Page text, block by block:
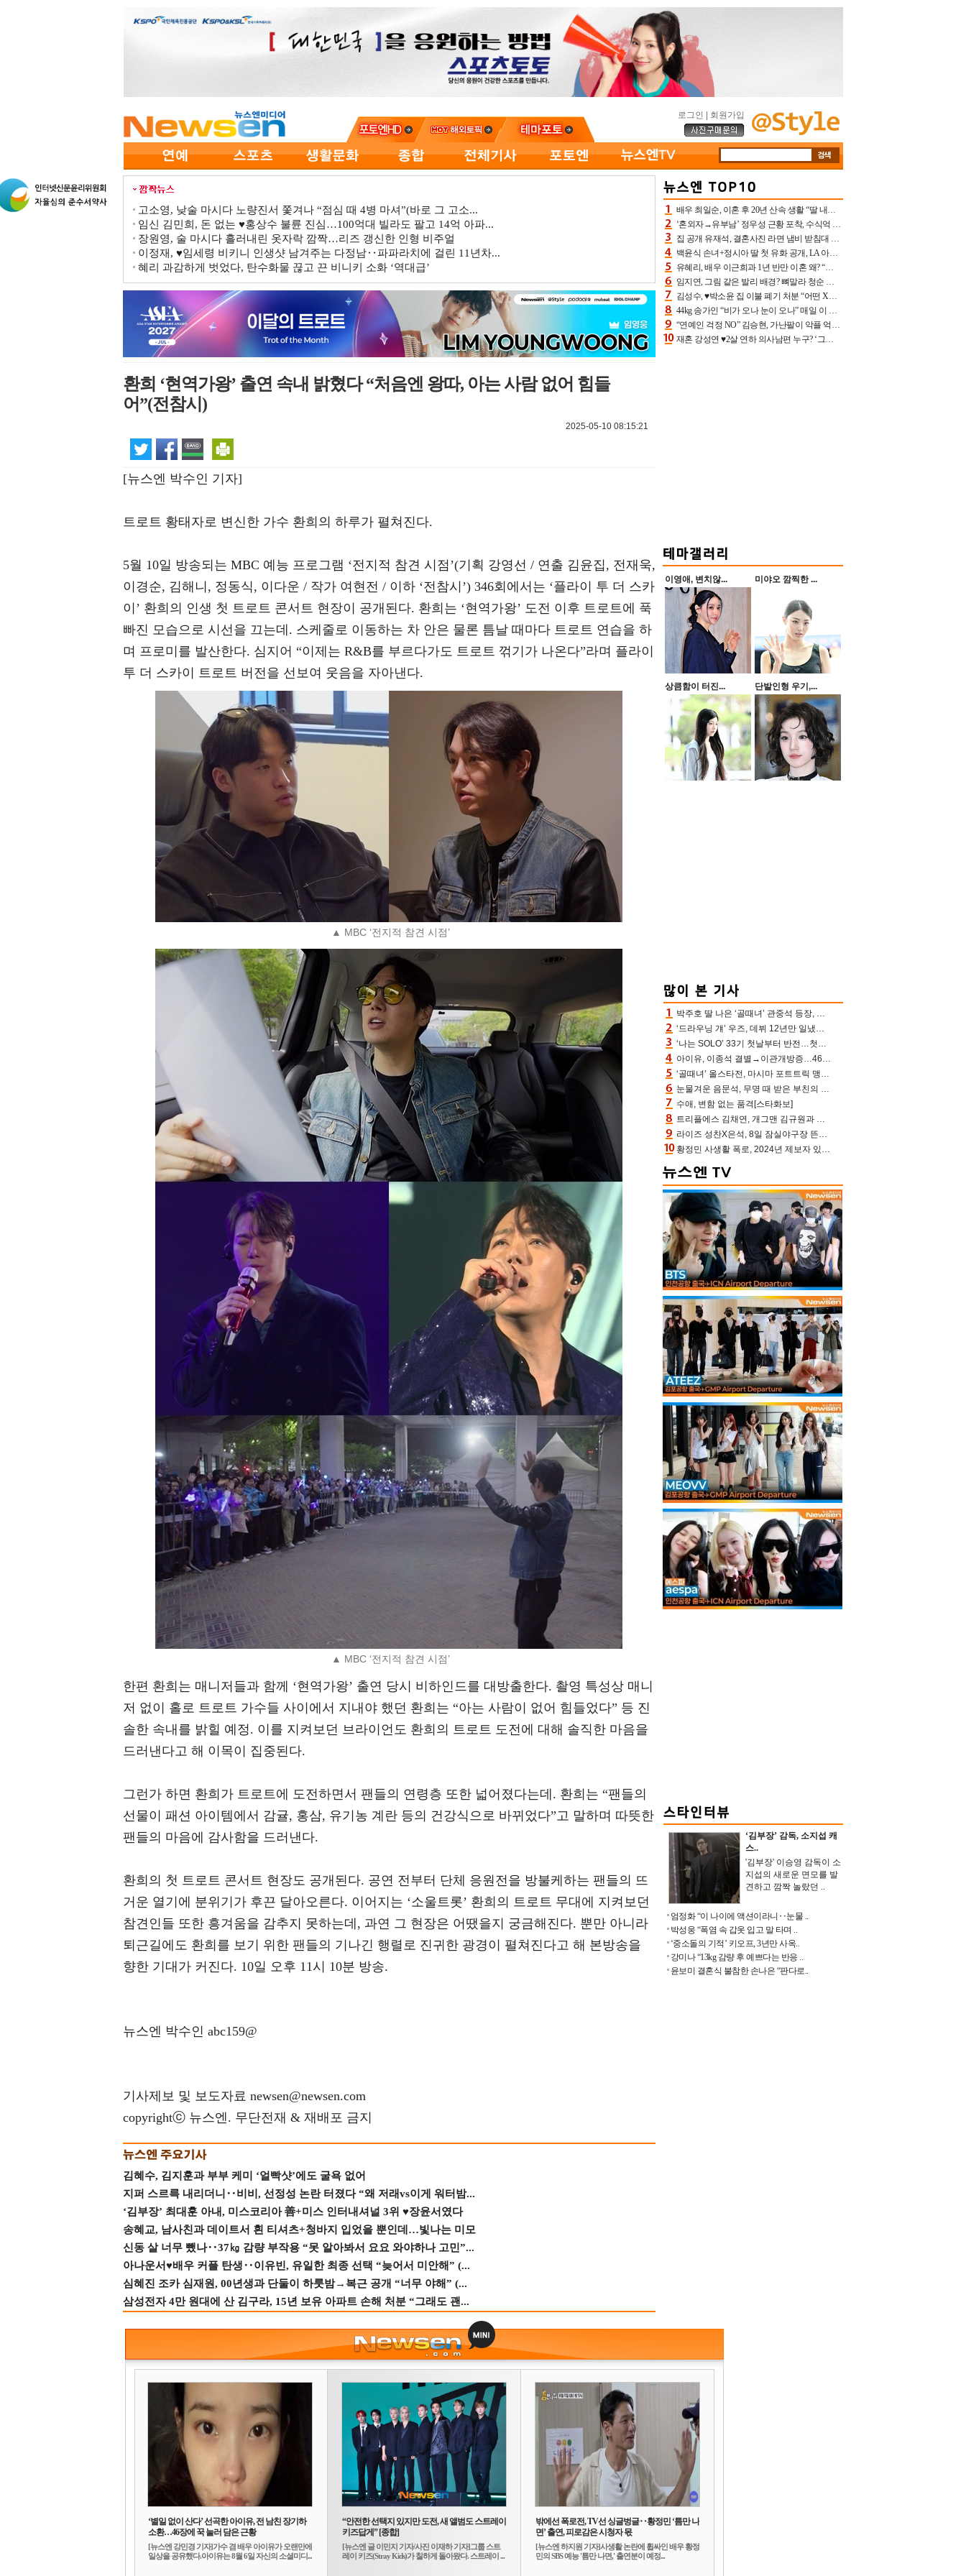
로그인 회원가입
고소영, 낮술 마시다 노량진서 쫓겨나 “점심 때 4병 마셔”(바로 그 고소...
임신 김민희, 돈 없는 ♥홍상수 불륜 진심…100억대 빌라도 팔고 14억 아파...
장원영, 술 마시다 흘러내린 옷자락 깜짝…리즈 갱신한 인형 비주얼
이정재, ♥임세령 비키니 인생샷 남겨주는 다정남‥파파라치에 걸린 11년차...
혜리 과감하게 벗었다, 탄수화물 끊고 끈 비니키 소화 ‘역대급’
환희 ‘현역가왕’ 출연 속내 밝혔다 “처음엔 왕따, 아는 사람 없어 힘들
어”(전참시)
2025-05-10 08:15:21
[뉴스엔 박수인 기자]
트로트 황태자로 변신한 가수 환희의 하루가 펼쳐진다.
5월 10일 방송되는 MBC 예능 프로그램 ‘전지적 참견 시점’(기획 강영선 / 연출 김윤집, 전재욱,
이경순, 김해니, 정동식, 이다운 / 작가 여현전 / 이하 ‘전참시’) 346회에서는 ‘플라이 투 더 스카
이’ 환희의 인생 첫 트로트 콘서트 현장이 공개된다. 환희는 ‘현역가왕’ 도전 이후 트로트에 푹
빠진 모습으로 시선을 끄는데. 스케줄로 이동하는 차 안은 물론 틈날 때마다 트로트 연습을 하
며 프로미를 발산한다. 심지어 “이제는 R&B를 부르다가도 트로트 꺾기가 나온다”라며 플라이
투 더 스카이 트로트 버전을 선보여 웃음을 자아낸다.
▲ MBC ‘전지적 참견 시점’
▲ MBC ‘전지적 참견 시점’
한편 환희는 매니저들과 함께 ‘현역가왕’ 출연 당시 비하인드를 대방출한다. 촬영 특성상 매니
저 없이 홀로 트로트 가수들 사이에서 지내야 했던 환희는 “아는 사람이 없어 힘들었다” 등 진
솔한 속내를 밝힐 예정. 이를 지켜보던 브라이언도 환희의 트로트 도전에 대해 솔직한 마음을
드러낸다고 해 이목이 집중된다.
그런가 하면 환희가 트로트에 도전하면서 팬들의 연령층 또한 넓어졌다는데. 환희는 “팬들의
선물이 패션 아이템에서 감귤, 홍삼, 유기농 계란 등의 건강식으로 바뀌었다”고 말하며 따뜻한
팬들의 마음에 감사함을 드러낸다.
환희의 첫 트로트 콘서트 현장도 공개된다. 공연 전부터 단체 응원전을 방불케하는 팬들의 뜨
거운 열기에 분위기가 후끈 달아오른다. 이어지는 ‘소울트롯’ 환희의 트로트 무대에 지켜보던
참견인들 또한 흥겨움을 감추지 못하는데, 과연 그 현장은 어땠을지 궁금해진다. 뿐만 아니라
퇴근길에도 환희를 보기 위한 팬들의 기나긴 행렬로 진귀한 광경이 펼쳐진다고 해 본방송을
향한 기대가 커진다. 10일 오후 11시 10분 방송.
뉴스엔 박수인 abc159@
기사제보 및 보도자료 newsen@newsen.com
copyrightⓒ 뉴스엔. 무단전재 & 재배포 금지
김혜수, 김지훈과 부부 케미 ‘얼빡샷’에도 굴욕 없어
지퍼 스르륵 내리더니‥비비, 선정성 논란 터졌다 “왜 저래vs이게 워터밤...
‘김부장’ 최대훈 아내, 미스코리아 善+미스 인터내셔널 3위 ♥장윤서였다
송혜교, 남사친과 데이트서 흰 티셔츠+청바지 입었을 뿐인데…빛나는 미모
신동 살 너무 뺐나‥37㎏ 감량 부작용 “못 알아봐서 요요 와야하나 고민”...
아나운서♥배우 커플 탄생‥이유빈, 유일한 최종 선택 “늦어서 미안해” (...
심혜진 조카 심재원, 00년생과 단둘이 하룻밤→복근 공개 “너무 야해” (...
삼성전자 4만 원대에 산 김구라, 15년 보유 아파트 손해 처분 “그래도 괜...
배우 최일순, 이혼 후 20년 산속 생활 “딸 내가 버렸다고 원망‥맘 아파”(특종)[어제TV]
‘혼외자→유부남’ 정우성 근황 포착, 수식억 해킹 피해 후배 만났다 “존경하는”
집 공개 유재석, 결혼사진 라면 냄비 받침대 되고 분노‥가족사진도 피해(놀뭐)[어제TV]
백윤식 손녀+정시아 딸 첫 유화 공개, LA 아트쇼→서울국제조각페스타 작가다운 수준급 실력
유혜리, 배우 이근희과 1년 반만 이혼 왜? “식칼 꽂고 의자 던져” 충격 폭로(특종)[어제TV]
임지연, 그림 같은 발리 배경? 뼈말라 청순 비키니 핏에 상대 안 되네
김성수, ♥박소윤 집 이불 폐기 처분 “어떤 X이랑 썼을지 몰라” 질투(신랑수업2)[어제TV]
44kg 송가인 “비가 오나 눈이 오나” 매일 이 운동, 허벅지 근육량 상승+체지방 감소
“연예인 걱정 NO” 김승현, 가난팔이 악플 억울할만‥아내+딸과 日 여행
재혼 강성연 ♥2살 연하 의사남편 누구? ‘그알’ 자문의에 훈남 비주얼 초엘리트 스펙 [종합]
이영애, 변치않... 미야오 깜찍한 ...
상큼함이 터진... 단발인형 우기,...
박주호 딸 나은 ‘골때녀’ 관중석 등장, 김민재 복제인간 보고 혼란 [결정적장면]
‘드라우닝 걔’ 우즈, 데뷔 12년만 일냈다…체조경기장 입성 확정
‘나는 SOLO’ 33기 첫날부터 반전…첫인상 0표 영호, 호감남 급부상
아이유, 이종석 결별→이관개방증…46장 꽉 채운 유애나 ♥ “열심히 사는 중”
‘골때녀’ 올스타전, 마시마 포트트릭 맹추격전 5:4 골 잔치 ‘짜릿’ [어제TV]
눈물겨운 음문석, 무명 때 받은 부친의 전재산→폐암 父 세상 떠나기 전 여행(유퀴즈)[어제TV]
수애, 변함 없는 품격[스타화보]
트리플에스 김채연, 개그맨 김규원과 함께 프리뷰쇼 진행 [포토엔HD]
라이즈 성찬X은석, 8일 잠실야구장 뜬다…시구 시타+특별공연까지
황정민 사생활 폭로, 2024년 제보자 있었나 “네가 회사에 전화했니” 녹취록 공개 파장
‘김부장’ 감독, 소지섭 캐
스..
'김부장' 이승영 감독이 소
지섭의 새로운 면모를 발
견하고 깜짝 놀랐던 ..
엄정화 “이 나이에 액션이라니‥눈물 ..
박성웅 “폭염 속 갑옷 입고 말 타며 ..
‘중소돌의 기적’ 키오프, 3년만 사옥..
강미나 “13kg 감량 후 예쁘다는 반응 ..
윤보미 결혼식 불참한 손나은 “판다로..
‘별일 없이 산다’ 선곡한 아이유, 전 남친 장기하
소환…46장에 꾹 눌러 담은 근황
[뉴스엔 강민경 기자]가수 겸 배우 아이유가 오랜만에
일상을 공유했다.아이유는 8월 6일 자신의 소셜미디...
“안전한 선택지 있지만 도전, 새 앨범도 스트레이
키즈답게” [종합]
[뉴스엔 글 이민지 기자/사진 이재하 기자]그룹 스트
레이 키즈(Stray Kids)가 칠하게 돌아왔다. 스트레이 ...
밖에선 폭로전, TV선 싱글벙글‥황정민 ‘틈만 나
면’ 출연, 피로감은 시청자 몫
[뉴스엔 하지원 기자]사생활 논란에 휩싸인 배우 황정
민의 SBS 예능 '틈만 나면,' 출연분이 예정...